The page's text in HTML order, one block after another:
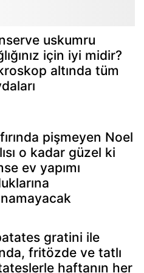
uskumru
için iyi midir?
altında tüm
pişmeyen Noel
o kadar güzel ki
ev yapımı
gratini ile
fritözde ve tatlı
haftanın her